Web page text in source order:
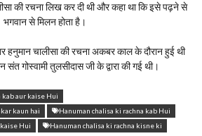
की रचना लिख कर दी थी और कहा था कि इसे पढ़ने से
भगवान से मिलन होता है।
हनुमान चालीसा की रचना अकबर काल के दौरान हुई थी
गोस्वामी तुलसीदास जी के द्वारा की गई थी।
kab aur kaise Hui
kaun hai
Hanuman chalisa ki rachna kab Hui
Hui
Hanuman chalisa ki rachna kisne ki